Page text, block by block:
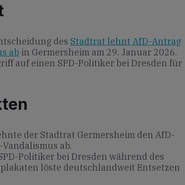
des Stadtrat lehnt AfD-Antrag
ab in Germersheim am 29. Januar 2026.
auf einen SPD-Politiker bei Dresden für
der Stadtrat Germersheim den AfD-
ab.
Politiker bei Dresden während des
löste deutschlandweit Entsetzen